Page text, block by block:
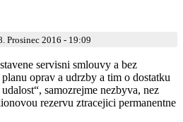
Prosinec 2016 - 19:09
servisni smlouvy a bez
oprav a udrzby a tim o dostatku
samozrejme nezbyva, nez
rezervu ztracejici permanentne